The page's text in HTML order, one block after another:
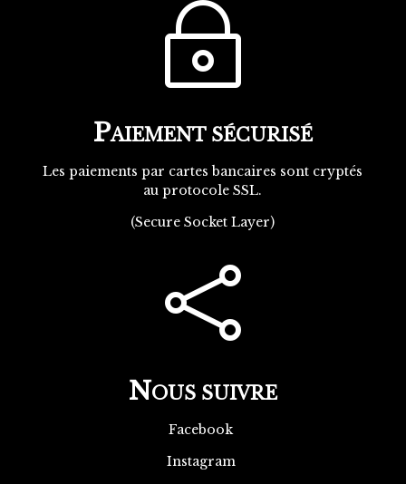
~
PAIEMENT SÉCURISÉ
Les paiements par cartes bancaires sont cryptés
au protocole SSL.
(Secure Socket Layer)

NOUS SUIVRE
Facebook
Instagram